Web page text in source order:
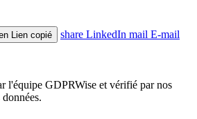
Lien copié share LinkedIn mail E-mail
l'équipe GDPRWise et vérifié par nos